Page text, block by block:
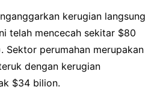
kerugian langsung
telah mencecah sekitar $80
Sektor perumahan merupakan
dengan kerugian
$34 bilion.